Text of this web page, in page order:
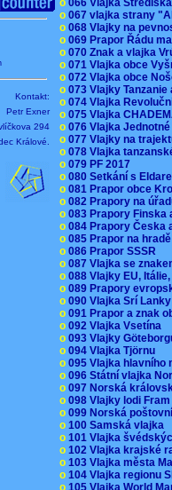
Kontakt:
Petr Exner
294
Králové.
o 067 vlajka strany
o 068 Vlajky na
o 069 Prapor Řádu
o 070 Znak a vlajka
o 071 Vlajka obce
o 072 Vlajka obce
o 073 Vlajky Tanzanie
o 074 Vlajka
o 075 Vlajka
o 076 Vlajka
o 077 Vlajky na
o 078 Vlajka
o 079 PF 2017
o 080 Setkání s
o 081 Prapor obce
o 082 Prapory na
o 083 Prapory Finska
o 084 Prapory Česka
o 085 Prapor na
o 086 Prapor SSSR
o 087 Vlajka se
o 088 Vlajky EU,
o 089 Prapory
o 090 Vlajka Srí Lanky
o 091 Prapor a znak
o 092 Vlajka Vsetína
o 093 Vlajky
o 094 Vlajka Tjörnu
o 095 Vlajka hlavního
o 096 Státní vlajka
o 097 Norská
o 098 Vlajky lodi Fram
o 099 Norská
o 100 Samská vlajka
o 101 Vlajka
o 102 Vlajka krajské
o 103 Vlajka města
o 104 Vlajka regionu
o 105 Vlajka World